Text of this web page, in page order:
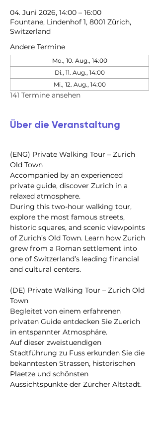
04. Juni 2026, 14:00 – 16:00
Fountane, Lindenhof 1, 8001 Zürich,
Switzerland
Andere Termine
Mo., 10. Aug., 14:00
Di., 11. Aug., 14:00
Mi., 12. Aug., 14:00
141 Termine ansehen
Über die Veranstaltung
(ENG) Private Walking Tour – Zurich
Old Town
Accompanied by an experienced
private guide, discover Zurich in a
relaxed atmosphere.
During this two-hour walking tour,
explore the most famous streets,
historic squares, and scenic viewpoints
of Zurich’s Old Town. Learn how Zurich
grew from a Roman settlement into
one of Switzerland’s leading financial
and cultural centers.
(DE) Private Walking Tour – Zurich Old
Town
Begleitet von einem erfahrenen
privaten Guide entdecken Sie Zuerich
in entspannter Atmosphäre.
Auf dieser zweistuendigen
Stadtführung zu Fuss erkunden Sie die
bekanntesten Strassen, historischen
Plaetze und schönsten
Aussichtspunkte der Zürcher Altstadt.